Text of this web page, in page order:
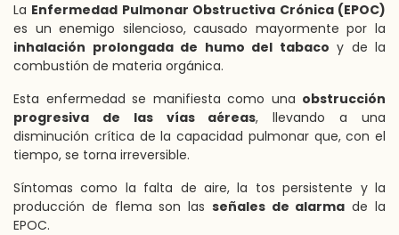
La Enfermedad Pulmonar Obstructiva Crónica (EPOC)
es un enemigo silencioso, causado mayormente por la
inhalación prolongada de humo del tabaco y de la
combustión de materia orgánica.
Esta enfermedad se manifiesta como una obstrucción
progresiva de las vías aéreas, llevando a una
disminución crítica de la capacidad pulmonar que, con el
tiempo, se torna irreversible.
Síntomas como la falta de aire, la tos persistente y la
producción de flema son las señales de alarma de la
EPOC.